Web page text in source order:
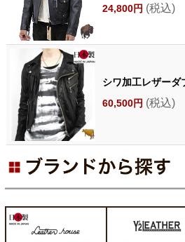
24,800円 (税込)
シワ加工レザーダ
60,500円 (税込)